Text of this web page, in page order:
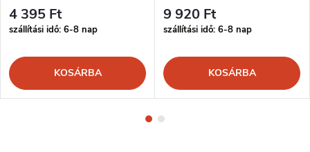
4 395 Ft
szállítási idő: 6-8 nap
KOSÁRBA
9 920 Ft
szállítási idő: 6-8 nap
KOSÁRBA